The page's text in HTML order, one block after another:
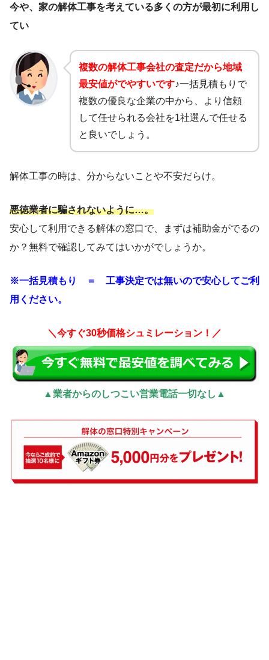
今や、家の解体工事を考えている多くの方が最初に利用し
てい
複数の解体工事会社の査定だから地域
最安値がでやすいです♪一括見積もりで
複数の優良な企業の中から、より信頼
して任せられる会社を1社選んで任せる
と良いでしょう。
解体工事の時は、分からないことや不安だらけ。
悪徳業者に騙されないように…。
安心して利用できる解体の窓口で、まずは補助金がでるの
か？無料で確認してみてはいかがでしょうか。
※一括見積もり ＝ 工事決定では無いので安心してご利
用ください。
＼今すぐ30秒価格シュミレーション！／
▲業者からのしつこい営業電話一切なし▲